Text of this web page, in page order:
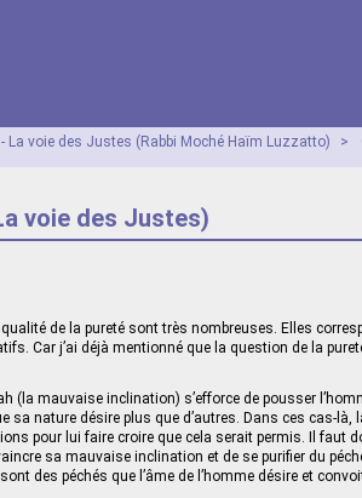
La voie des Justes (Rabbi Moché Haïm Luzzatto) >
voie des Justes)
de la pureté sont très nombreuses. Elles
Car j’ai déjà mentionné que la question de la
(la mauvaise inclination) s’efforce de pousser
sa nature désire plus que d’autres. Dans ces cas-
pour lui faire croire que cela serait permis. Il faut
sa mauvaise inclination et de se purifier du
des péchés que l’âme de l’homme désire et